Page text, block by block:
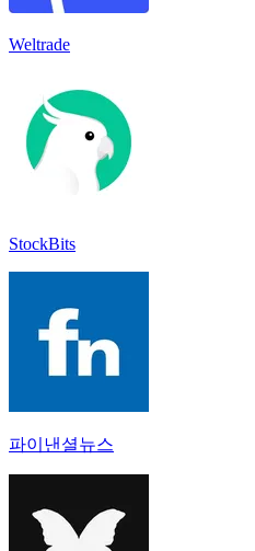
Weltrade
StockBits
파이낸셜뉴스